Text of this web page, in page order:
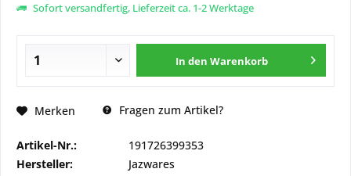
Sofort versandfertig, Lieferzeit ca. 1-2 Werktage
In den Warenkorb
Merken Fragen zum Artikel?
Artikel-Nr.:
191726399353
Hersteller:
Jazwares